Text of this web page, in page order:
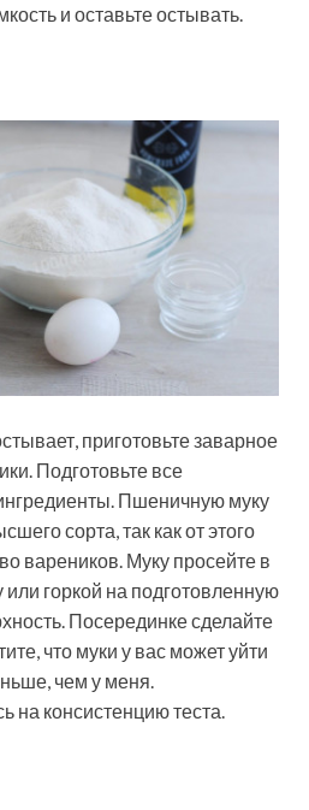
и оставьте остывать.
приготовьте заварное
Подготовьте все
Пшеничную муку
сорта, так как от этого
вареников. Муку просейте в
горкой на подготовленную
Посерединке сделайте
что муки у вас может уйти
чем у меня.
на консистенцию теста.